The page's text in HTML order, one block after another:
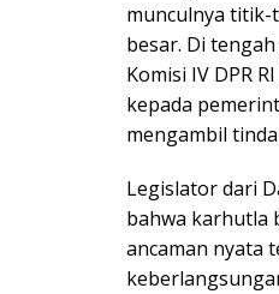
munculnya titik-
besar. Di
Komisi IV DPR
kepada
mengambil
Legislator dari
bahwa karhutla
ancaman nyata